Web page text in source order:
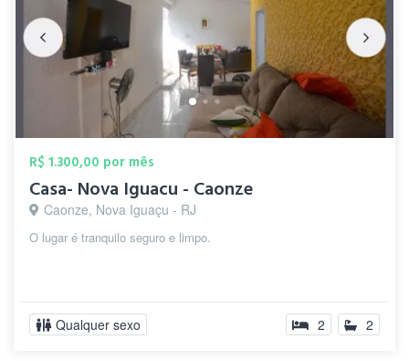
R$ 1.300,00 por mês
Casa- Nova Iguacu - Caonze
Caonze, Nova Iguaçu - RJ
O lugar é tranquilo seguro e limpo.
Qualquer sexo 2 2